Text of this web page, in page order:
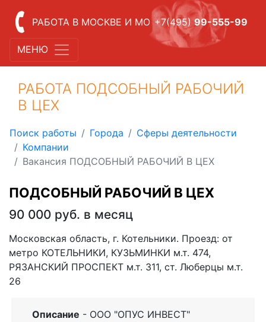
РАБОТА В МОСКВЕ И МО +7(495) 99-555-99
МЕНЮ
РАБОТА ПОДСОБНЫЙ РАБОЧИЙ
В ЦЕХ
Поиск работы Города
Сферы деятельности
Компании
Вакансия ПОДСОБНЫЙ РАБОЧИЙ В ЦЕХ
ПОДСОБНЫЙ РАБОЧИЙ В ЦЕХ
90 000 руб. в месяц
Московская область, г. Котельники. Проезд: от
метро КОТЕЛЬНИКИ, КУЗЬМИНКИ м.т. 474,
РЯЗАНСКИЙ ПРОСПЕКТ м.т. 311, ст. Люберцы м.т.
26
Описание - ООО "ОПУС ИНВЕСТ"